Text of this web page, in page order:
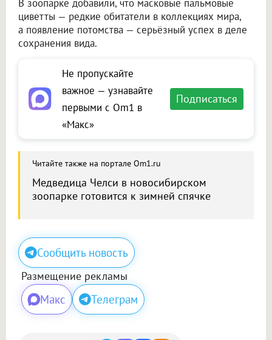
В зоопарке добавили, что масковые пальмовые
циветты — редкие обитатели в коллекциях мира,
а появление потомства — серьёзный успех в деле
сохранения вида.
Не пропускайте
важное — узнавайте
первыми с Om1 в
«Макс»
Подписаться
Читайте также на портале Om1.ru
Медведица Челси в новосибирском
зоопарке готовится к зимней спячке
Сообщить новость
Размещение рекламы
Макс Телеграм